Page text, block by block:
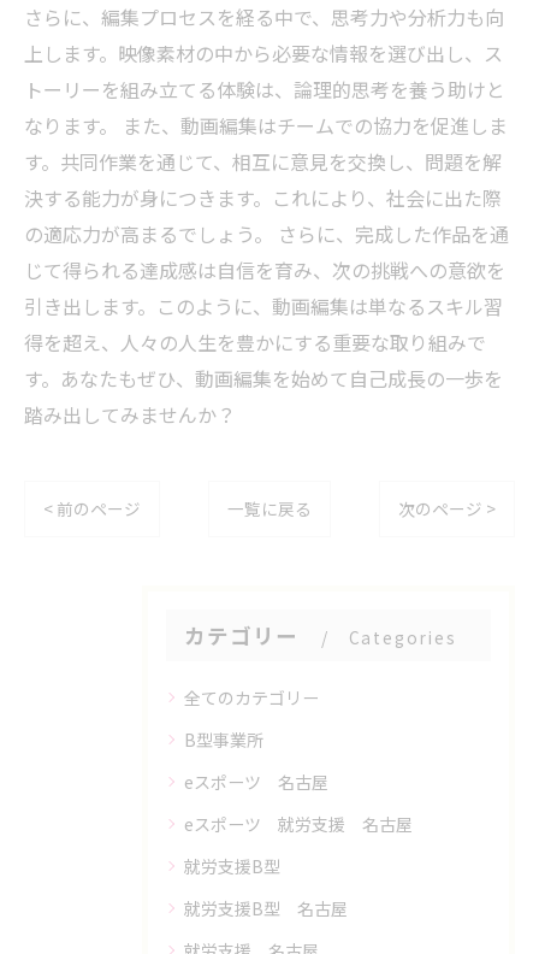
さらに、編集プロセスを経る中で、思考力や分析力も向
上します。映像素材の中から必要な情報を選び出し、ス
トーリーを組み立てる体験は、論理的思考を養う助けと
なります。 また、動画編集はチームでの協力を促進しま
す。共同作業を通じて、相互に意見を交換し、問題を解
決する能力が身につきます。これにより、社会に出た際
の適応力が高まるでしょう。 さらに、完成した作品を通
じて得られる達成感は自信を育み、次の挑戦への意欲を
引き出します。このように、動画編集は単なるスキル習
得を超え、人々の人生を豊かにする重要な取り組みで
す。あなたもぜひ、動画編集を始めて自己成長の一歩を
踏み出してみませんか？
< 前のページ 一覧に戻る 次のページ >
カテゴリー Categories
全てのカテゴリー
B型事業所
eスポーツ 名古屋
eスポーツ 就労支援 名古屋
就労支援B型
就労支援B型 名古屋